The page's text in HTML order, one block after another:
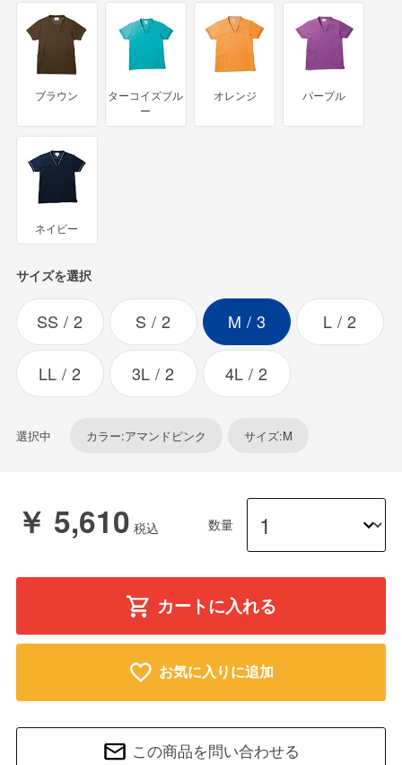
ブラウン
ターコイズブル
ー
オレンジ パープル
ネイビー
サイズを選択
SS 2 S 2 M 3 L 2
LL 2 3L 2 4L 2
選択中 カラー:アマンドピンク サイズ:M
￥ 5,610 数量
カートに入れる
お気に入りに追加
この商品を問い合わせる